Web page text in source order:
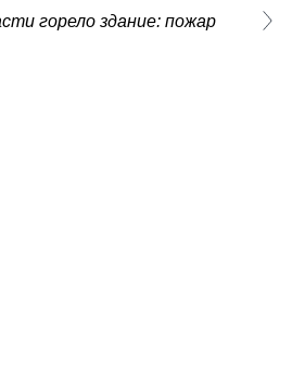
горело здание: пожар